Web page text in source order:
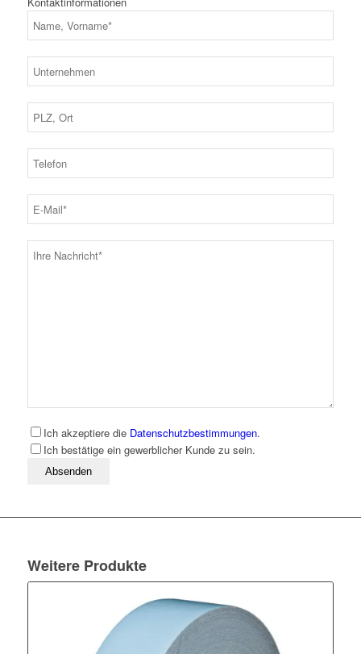
Ich akzeptiere die Datenschutzbestimmungen.
Ich bestätige ein gewerblicher Kunde zu sein.
Bitte lassen Sie dieses Feld leer
Weitere Produkte